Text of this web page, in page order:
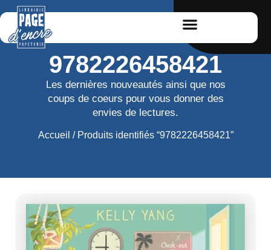
9782226458421
Les dernières nouveautés ainsi que nos
coups de coeurs pour vous donner des
envies de lectures.
Accueil / Produits identifiés “9782226458421”